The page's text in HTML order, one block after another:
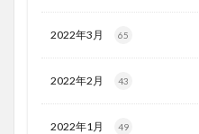
2022年3月 65
2022年2月 43
2022年1月 49